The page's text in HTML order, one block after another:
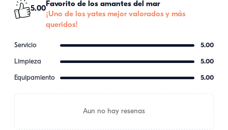
5.00
Favorito de los amantes del mar
¡Uno de los yates mejor valorados y más
queridos!
Servicio 5.00
Limpieza 5.00
Equipamiento 5.00
Aun no hay resenas